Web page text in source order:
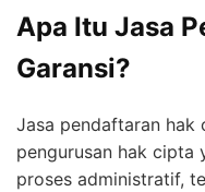
Apa Itu Jasa
Garansi?
Jasa pendaftaran hak
pengurusan hak cipta
proses administratif,